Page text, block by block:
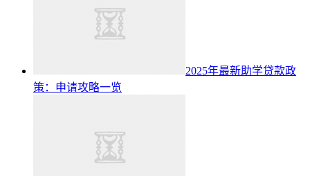
2025年最新助学贷款政
策：申请攻略一览